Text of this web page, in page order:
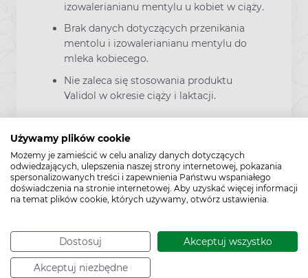
Używamy plików cookie
Możemy je zamieścić w celu analizy danych dotyczących
odwiedzających, ulepszenia naszej strony internetowej, pokazania
spersonalizowanych treści i zapewnienia Państwu wspaniałego
doświadczenia na stronie internetowej. Aby uzyskać więcej informacji
na temat plików cookie, których używamy, otwórz ustawienia.
Dostosuj Akceptuj wszystko
Akceptuj niezbędne
izowalerianianu mentylu u kobiet w ciąży.
Brak danych dotyczących przenikania
mentolu i izowalerianianu mentylu do
mleka kobiecego.
Nie zaleca się stosowania produktu
Validol w okresie ciąży i laktacji.
Dodatkowe informacje
To jest lek. Dla bezpieczeństwa stosuj
go zgodnie z ulotką dołączoną do
opakowania. Nie przekraczaj
wątpliwości skonsultuj się z lekarzem
lub farmaceutą.